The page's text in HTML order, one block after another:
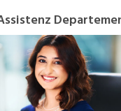
Elektronik, Optik, Textil
Pflege